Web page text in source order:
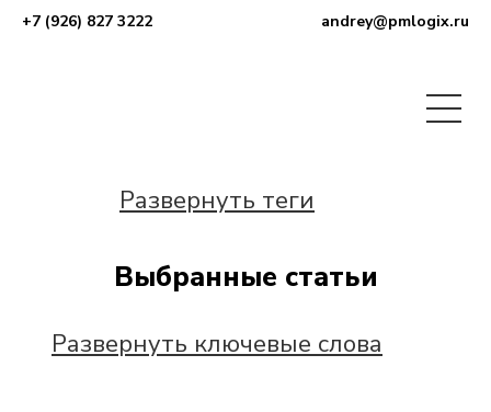
+7 (926) 827 3222 andrey@pmlogix.ru
Развернуть теги
Выбранные статьи
Развернуть ключевые слова